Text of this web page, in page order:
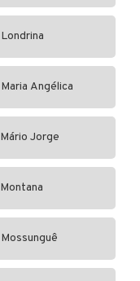
Londrina
Maria Angélica
Mário Jorge
Montana
Mossunguê